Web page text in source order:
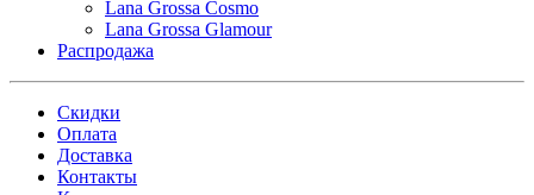
Lana Grossa Cosmo
Lana Grossa Glamour
Распродажа
Скидки
Оплата
Доставка
Контакты